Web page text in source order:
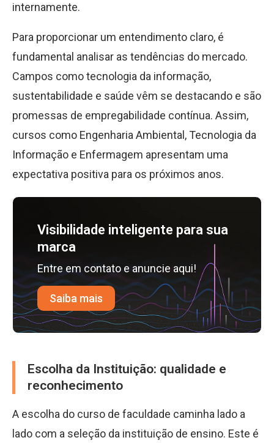
internamente.
Para proporcionar um entendimento claro, é
fundamental analisar as tendências do mercado.
Campos como tecnologia da informação,
sustentabilidade e saúde vêm se destacando e são
promessas de empregabilidade contínua. Assim,
cursos como Engenharia Ambiental, Tecnologia da
Informação e Enfermagem apresentam uma
expectativa positiva para os próximos anos.
Visibilidade inteligente para sua
marca
Entre em contato e anuncie aqui!
Saiba mais
Escolha da Instituição: qualidade e
reconhecimento
A escolha do curso de faculdade caminha lado a
lado com a seleção da instituição de ensino. Este é